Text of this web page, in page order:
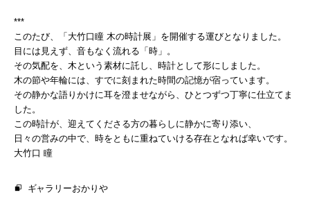
***
このたび、「大竹口瞳 木の時計展」を開催する運びとなりました。
目には見えず、音もなく流れる「時」。
その気配を、木という素材に託し、時計として形にしました。
木の節や年輪には、すでに刻まれた時間の記憶が宿っています。
その静かな語りかけに耳を澄ませながら、ひとつずつ丁寧に仕立てま
した。
この時計が、迎えてくださる方の暮らしに静かに寄り添い、
日々の営みの中で、時をともに重ねていける存在となれば幸いです。
大竹口 瞳
ギャラリーおかりや